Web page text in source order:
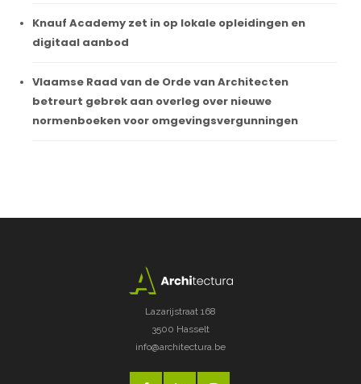
Knauf Academy zet in op lokale opleidingen en
digitaal aanbod
Vlaamse Raad van de Orde van Architecten
betreurt gebrek aan overleg over nieuwe
normenboeken voor omgevingsvergunningen
Lazarijstraat 168
3500 Hasselt
info@architectura.be